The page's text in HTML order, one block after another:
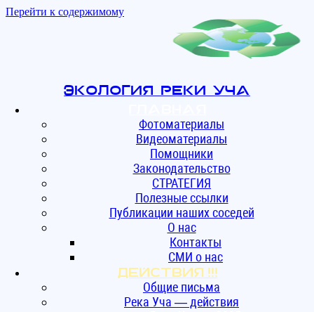
Перейти к содержимому
Экология реки Уча
Фотоматериалы
Видеоматериалы
Помощники
Законодательство
СТРАТЕГИЯ
Полезные ссылки
Публикации наших соседей
О нас
Контакты
СМИ о нас
ДЕЙСТВИЯ !!!
Общие письма
Река Уча — действия